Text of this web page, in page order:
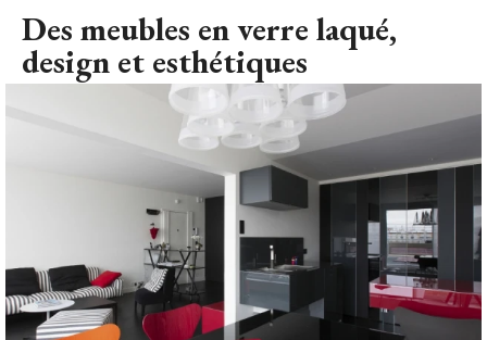
Des meubles en verre laqué,
design et esthétiques